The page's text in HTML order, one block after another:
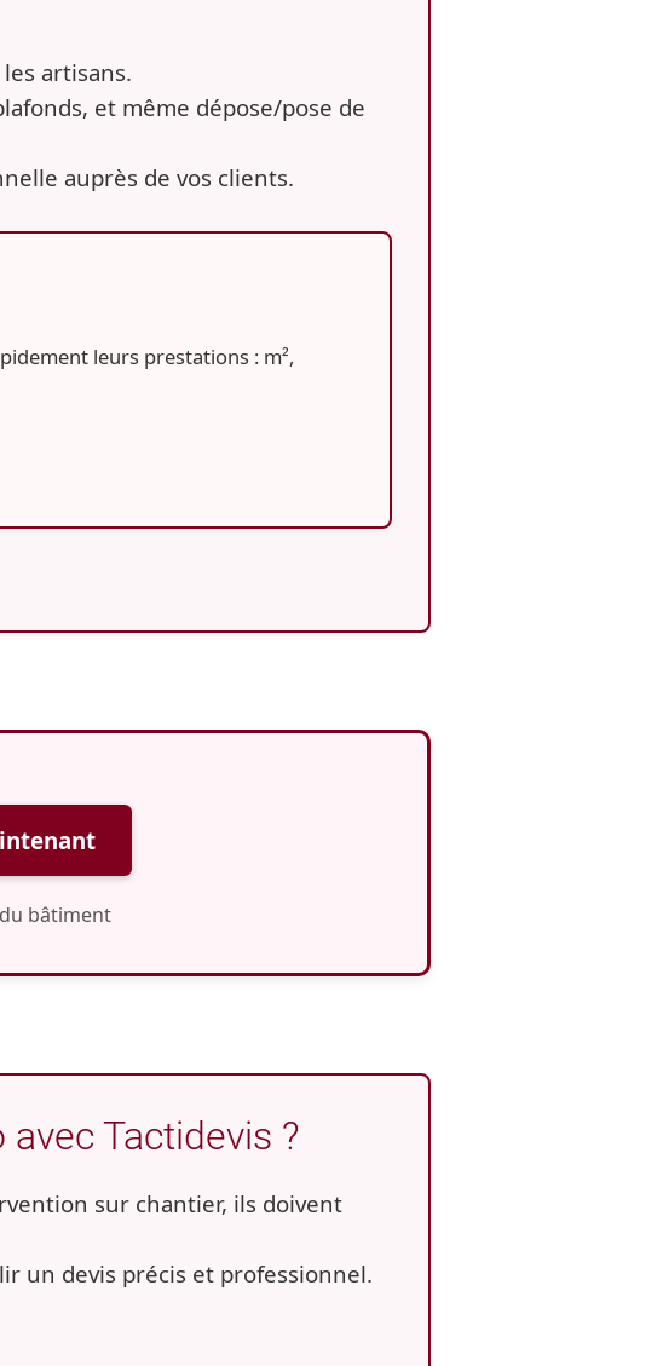
artisans.
et même dépose/pose de
auprès de vos clients.
leurs prestations : m²,
bâtiment
Tactidevis ?
sur chantier, ils doivent
un devis précis et professionnel.